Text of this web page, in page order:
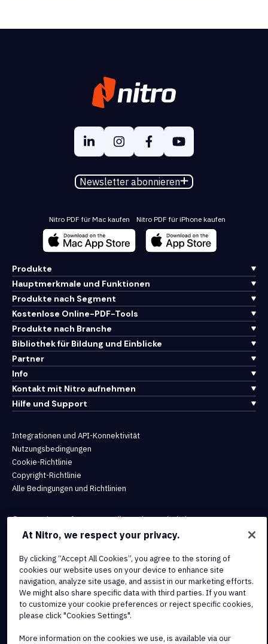
Newsletter abonnieren
Nitro PDF für Mac kaufen Nitro PDF für iPhone kaufen
Produkte
Hauptmerkmale und Funktionen
Produkte nach Segment
Kostenlose Online-PDF-Tools
Produkte nach Branche
Bibliothek für Bildung und Einblicke
Partner
Info
Kontakt mit Nitro aufnehmen
Hilfe und Support
Integrationen und API-Konnektivität
Nutzungsbedingungen
Cookie-Richtlinie
Copyright-Richtlinie
Alle Bedingungen und Richtlinien
© 2026 Nitro Software, Inc. Alle Rechte vorbehalten.
Nitro Sign und Nitro Analytics sind Marken und/oder eingetragene
Marken von Nitro Software, Inc. oder seinen verbundenen
Unternehmen in den Vereinigten Staaten und/oder anderen Ländern.
At Nitro, we respect your privacy.
By clicking “Accept All Cookies”, you agree to the storing of
cookies our website uses on your device to enhance site
navigation, analyze site usage, and assist in our marketing efforts.
We might also share specific data with third parties. If you want
to customize your cookie preferences or reject specific cookies,
please click "Cookies Settings".
More information on the cookies we use, is available via our